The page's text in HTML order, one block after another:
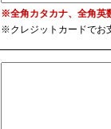
※全角カタカナ、全角英
※クレジットカードでお